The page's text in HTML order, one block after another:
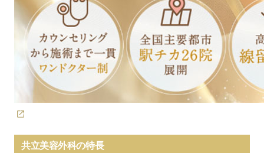
共立美容外科の特長